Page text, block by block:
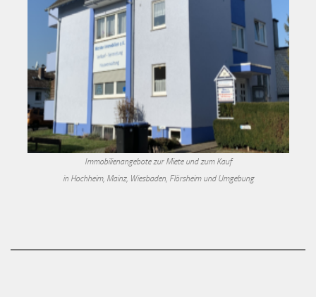
Immobilienangebote zur Miete und zum Kauf
in Hochheim, Mainz, Wiesbaden, Flörsheim und Umgebung